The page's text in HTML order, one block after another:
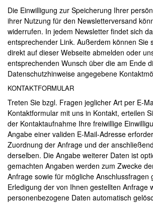
Die Einwilligung zur Speicherung Ihrer
ihrer Nutzung für den Newsletterversand
widerrufen. In jedem Newsletter findet sich
entsprechender Link. Außerdem können Sie
direkt auf dieser Webseite abmelden oder
entsprechenden Wunsch über die am Ende
Datenschutzhinweise angegebene
KONTAKTFORMULAR
Treten Sie bzgl. Fragen jeglicher Art per E-
Kontaktformular mit uns in Kontakt, erteilen
der Kontaktaufnahme Ihre freiwillige
Angabe einer validen E-Mail-Adresse
Zuordnung der Anfrage und der
derselben. Die Angabe weiterer Daten ist
gemachten Angaben werden zum Zwecke
Anfrage sowie für mögliche Anschlussfragen
Erledigung der von Ihnen gestellten Anfrage
personenbezogene Daten automatisch